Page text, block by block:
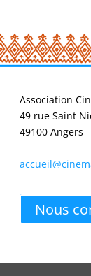
Association
49 rue Saint
49100 Angers
Nous